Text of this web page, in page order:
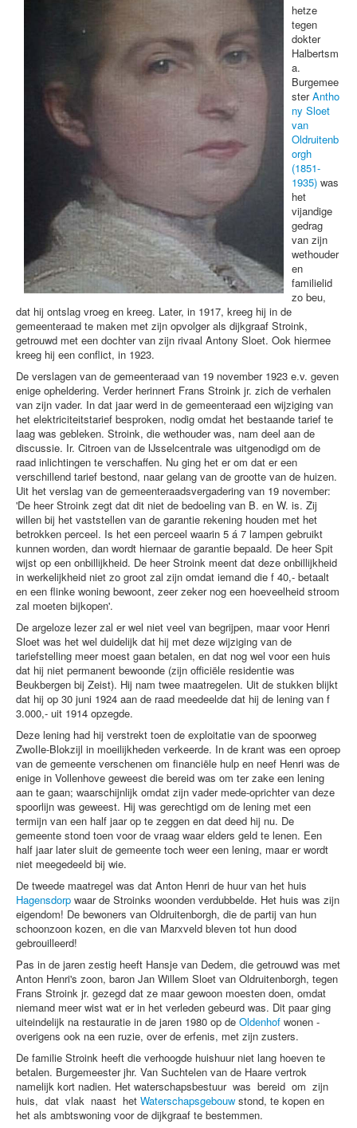
hetze
tegen
dokter
Halbertsm
a.
Burgemee
sterAntho
ny Sloet
van
Oldruitenb
orgh
(1851-
1935) was
het
vijandige
gedrag
van zijn
wethouder
en
familielid
zo beu,
dat hij ontslag vroeg en kreeg. Later, in 1917, kreeg hij in de
gemeenteraad te maken met zijn opvolger als dijkgraaf Stroink,
getrouwd met een dochter van zijn rivaal Antony Sloet. Ook hiermee
kreeg hij een conflict, in 1923.
De verslagen van de gemeenteraad van 19 november 1923 e.v. geven
enige opheldering. Verder herinnert Frans Stroink jr. zich de ver­halen
van zijn vader. In dat jaar werd in de gemeenteraad een wijziging van
het elektriciteitstarief besproken, nodig omdat het bestaande tarief te
laag was gebleken. Stroink, die wethouder was, nam deel aan de
discussie. Ir. Citroen van de IJsselcentrale was uitgenodigd om de
raad inlichtingen te verschaffen. Nu ging het er om dat er een
verschillend tarief bestond, naar gelang van de grootte van de huizen.
Uit het verslag van de gemeenteraadsvergadering van 19 november:
'De heer Stroink zegt dat dit niet de bedoeling van B. en W. is. Zij
willen bij het vaststellen van de garantie rekening houden met het
betrokken perceel. Is het een perceel waarin 5 á 7 lampen gebruikt
kunnen worden, dan wordt hiernaar de garantie bepaald. De heer Spit
wijst op een onbillijkheid. De heer Stroink meent dat deze onbillijkheid
in werke­lijkheid niet zo groot zal zijn omdat iemand die f 40,- betaalt
en een flinke woning bewoont, zeer zeker nog een hoeveelheid stroom
zal moeten bijkopen'.
De argeloze lezer zal er wel niet veel van begrijpen, maar voor Henri
Sloet was het wel duidelijk dat hij met deze wijziging van de
tariefstelling meer moest gaan betalen, en dat nog wel voor een huis
dat hij niet permanent bewoonde (zijn officiële residentie was
Beukbergen bij Zeist). Hij nam twee maat­regelen. Uit de stukken blijkt
dat hij op 30 juni 1924 aan de raad meedeelde dat hij de lening van f
3.000,- uit 1914 opzegde.
Deze lening had hij verstrekt toen de exploitatie van de spoorweg
ZwoIle-Blokzijl in moeilijkheden verkeerde. In de krant was een oproep
van de gemeente verschenen om financiële hulp en neef Henri was de
enige in Vollenhove geweest die bereid was om ter zake een lening
aan te gaan; waarschijnlijk omdat zijn vader mede-oprichter van deze
spoorlijn was geweest. Hij was gerechtigd om de lening met een
termijn van een half jaar op te zeggen en dat deed hij nu. De
gemeente stond toen voor de vraag waar elders geld te lenen. Een
half jaar later sluit de gemeente toch weer een lening, maar er wordt
niet meegedeeld bij wie.
De tweede maatregel was dat Anton Henri de huur van het huis
Hagensdorp waar de Stroinks woon­den verdubbelde. Het huis was zijn
eigendom! De bewoners van Oldruitenborgh, die de partij van hun
schoonzoon kozen, en die van Marxveld bleven tot hun dood
gebrouilleerd!
Pas in de jaren zestig heeft Hansje van Dedem, die getrouwd was met
Anton Henri's zoon, baron Jan Willem Sloet van Oldruitenborgh, tegen
Frans Stroink jr. gezegd dat ze maar gewoon moesten doen, omdat
niemand meer wist wat er in het verleden gebeurd was. Dit paar ging
uiteindelijk na restauratie in de jaren 1980 op de Oldenhof wonen -
overigens ook na een ruzie, over de erfenis, met zijn zusters.
De familie Stroink heeft die verhoogde huishuur niet lang hoeven te
betalen. Burgemeester jhr. Van Suchtelen van de Haare vertrok
namelijk kort nadien. Het waterschapsbestuur was bereid om zijn
huis, dat vlak naast het Waterschapsgebouw stond, te kopen en
het als ambtswoning voor de dijkgraaf te bestemmen.